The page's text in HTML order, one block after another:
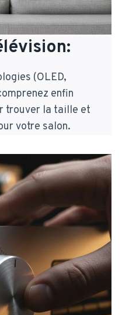
(OLED,
enfin
trouver la taille et
votre salon.